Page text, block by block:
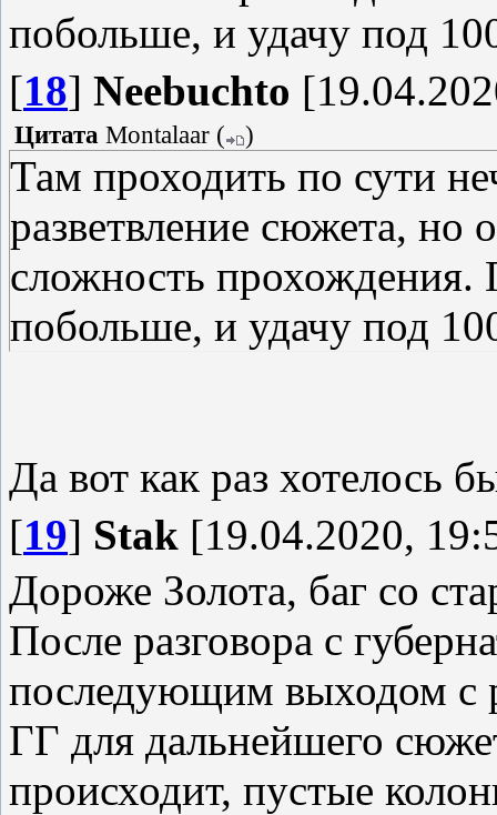
побольше, и удачу под
[18] Neebuchto
Цитата Montalaar ( )
Там проходить по сути
разветвление сюжета, но
сложность прохождения.
побольше, и удачу под
Да вот как раз хотелось
[19] Stak [19.04.2020,
Дороже Золота, баг со
После разговора с
последующим выходом с
ГГ для дальнейшего
происходит, пустые